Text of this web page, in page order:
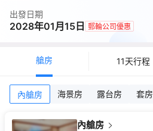
出發日期
2028年01月15日 郵輪公司優惠
艙房 11天行程
內艙房 海景房 露台房 套房
內艙房